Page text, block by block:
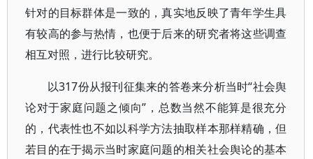
针对的目标群体是一致的，真实地反映了青年学生具
有较高的参与热情，也便于后来的研究者将这些调查
相互对照，进行比较研究。
以317份从报刊征集来的答卷来分析当时“社会舆
论对于家庭问题之倾向”，总数当然不能算是很充分
的，代表性也不如以科学方法抽取样本那样精确，但
若目的在于揭示当时家庭问题的相关社会舆论的基本